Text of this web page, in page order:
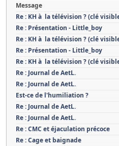
Message
Re : KH à la télévision ? (clé
Re : Présentation - Little_boy
Re : KH à la télévision ? (clé
Re : Présentation - Little_boy
Re : KH à la télévision ? (clé
Re : Journal de AetL.
Re : Journal de AetL.
Est-ce de l'humiliation ?
Re : Journal de AetL.
Re : Journal de AetL.
Re : CMC et éjaculation précoce
Re : Cage et baignade